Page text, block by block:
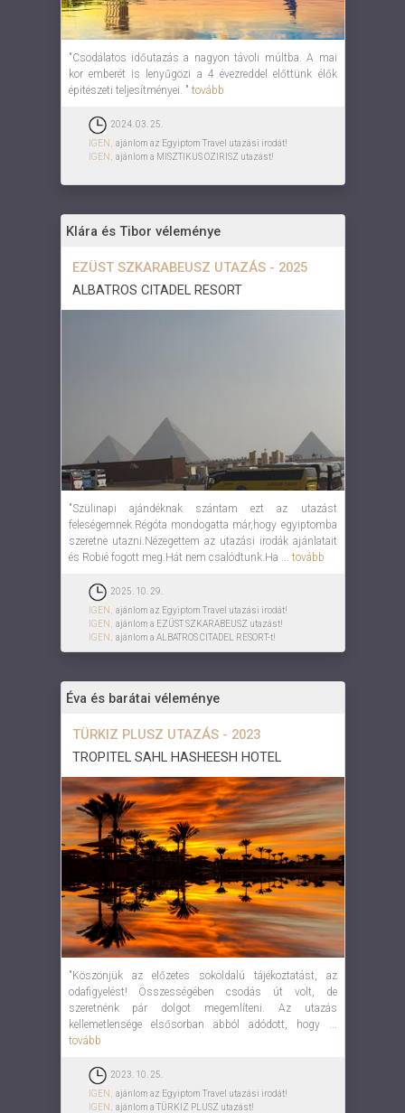
"Csodálatos időutazás a nagyon távoli múltba. A mai
kor emberét is lenyűgözi a 4 évezreddel előttünk élők
épitészeti teljesítményei. " tovább
2024. 03. 25.
IGEN,
ajánlom az Egyiptom Travel utazási irodát!
IGEN,
ajánlom a MISZTIKUS OZIRISZ utazást!
Klára és Tibor véleménye
EZÜST SZKARABEUSZ UTAZÁS - 2025
ALBATROS CITADEL RESORT
"Szülinapi ajándéknak szántam ezt az utazást
feleségemnek.Régóta mondogatta már,hogy egyiptomba
szeretne utazni.Nézegettem az utazási irodák ajánlatait
és Robié fogott meg.Hát nem csalódtunk.Ha ... tovább
2025. 10. 29.
IGEN,
ajánlom az Egyiptom Travel utazási irodát!
IGEN,
ajánlom a EZÜST SZKARABEUSZ utazást!
IGEN,
ajánlom a ALBATROS CITADEL RESORT-t!
Éva és barátai véleménye
TÜRKIZ PLUSZ UTAZÁS - 2023
TROPITEL SAHL HASHEESH HOTEL
"Köszönjük az előzetes sokoldalú tájékoztatást, az
odafigyelést! Összességében csodás út volt, de
szeretnénk pár dolgot megemlíteni. Az utazás
kellemetlensége elsősorban abból adódott, hogy ...
tovább
2023. 10. 25.
IGEN,
ajánlom az Egyiptom Travel utazási irodát!
IGEN,
ajánlom a TÜRKIZ PLUSZ utazást!